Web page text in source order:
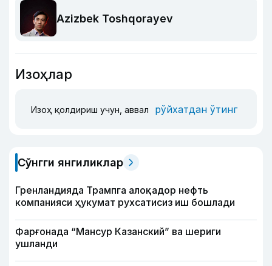
Azizbek Toshqorayev
Изоҳлар
Изоҳ қолдириш учун, аввал рўйхатдан ўтинг
Сўнгги янгиликлар
Гренландияда Трампга алоқадор нефть
компанияси ҳукумат рухсатисиз иш бошлади
Фарғонада “Мансур Казанский” ва шериги
ушланди